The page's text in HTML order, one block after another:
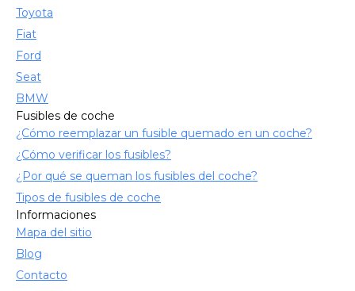
Toyota
Fiat
Ford
Seat
BMW
Fusibles de coche
¿Cómo reemplazar un fusible quemado en un coche?
¿Cómo verificar los fusibles?
¿Por qué se queman los fusibles del coche?
Tipos de fusibles de coche
Informaciones
Mapa del sitio
Blog
Contacto